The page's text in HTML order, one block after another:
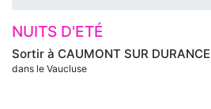
Sortir à CAUMONT SUR DURANCE
dans le Vaucluse
NUITS D'ETÉ